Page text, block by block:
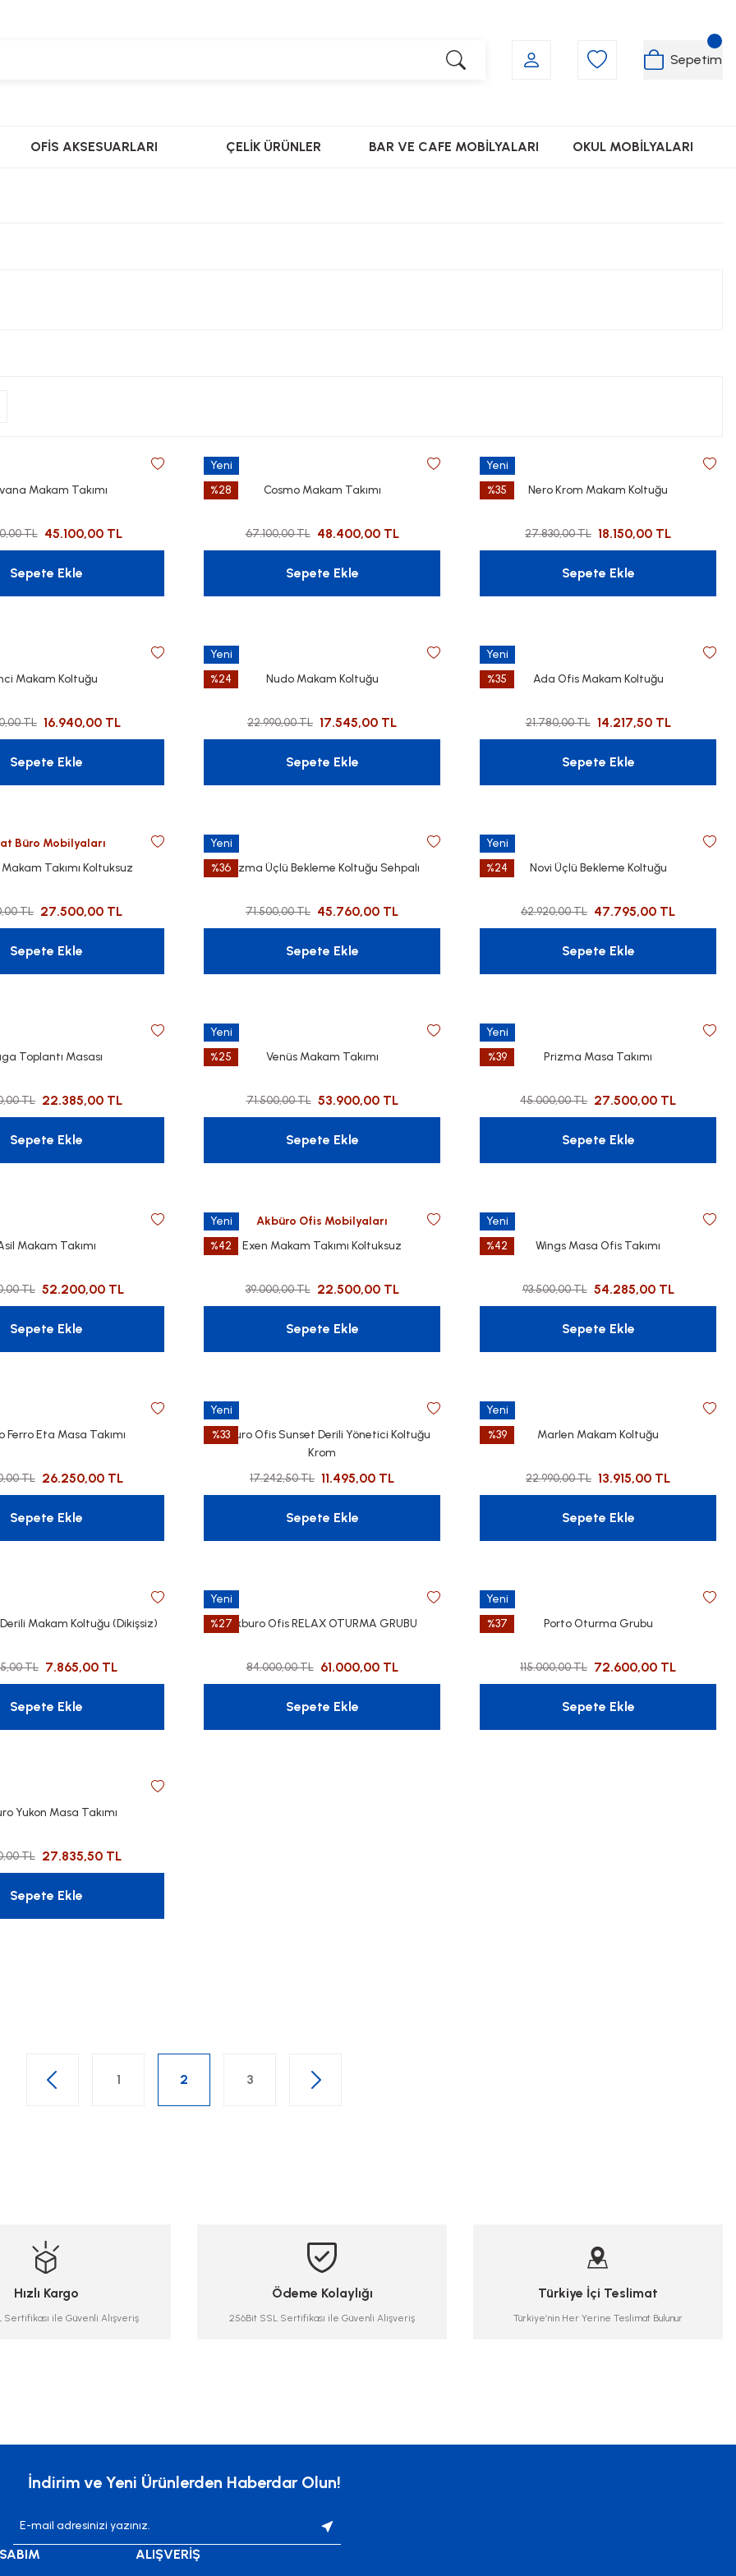
Sepetim
OFİS AKSESUARLARI ÇELİK ÜRÜNLER BAR VE CAFE MOBİLYALARI OKUL MOBİLYALARI
Makam Takımı
TL 45.100,00 TL
Sepete Ekle
Yeni
%28
Cosmo Makam Takımı
67.100,00 TL 48.400,00 TL
Sepete Ekle
Yeni
%35
Nero Krom Makam Koltuğu
27.830,00 TL 18.150,00 TL
Sepete Ekle
Makam Koltuğu
TL 16.940,00 TL
Sepete Ekle
Yeni
%24
Nudo Makam Koltuğu
22.990,00 TL 17.545,00 TL
Sepete Ekle
Yeni
%35
Ada Ofis Makam Koltuğu
21.780,00 TL 14.217,50 TL
Sepete Ekle
Büro Mobilyaları
Takımı Koltuksuz
TL 27.500,00 TL
Sepete Ekle
Yeni
%36Prizma Üçlü Bekleme Koltuğu Sehpalı
71.500,00 TL 45.760,00 TL
Sepete Ekle
Yeni
%24
Novi Üçlü Bekleme Koltuğu
62.920,00 TL 47.795,00 TL
Sepete Ekle
Toplantı Masası
TL 22.385,00 TL
Sepete Ekle
Yeni
%25
Venüs Makam Takımı
71.500,00 TL 53.900,00 TL
Sepete Ekle
Yeni
%39
Prizma Masa Takımı
45.000,00 TL 27.500,00 TL
Sepete Ekle
Makam Takımı
TL 52.200,00 TL
Sepete Ekle
Yeni
%42
Akbüro Ofis Mobilyaları
Exen Makam Takımı Koltuksuz
39.000,00 TL 22.500,00 TL
Sepete Ekle
Yeni
%42
Wings Masa Ofis Takımı
93.500,00 TL 54.285,00 TL
Sepete Ekle
Ferro Eta Masa Takımı
TL 26.250,00 TL
Sepete Ekle
Yeni
%33
Akburo Ofis Sunset Derili Yönetici Koltuğu
Krom
17.242,50 TL 11.495,00 TL
Sepete Ekle
Yeni
%39
Marlen Makam Koltuğu
22.990,00 TL 13.915,00 TL
Sepete Ekle
Makam Koltuğu (Dikişsiz)
TL 7.865,00 TL
Sepete Ekle
Yeni
%27Akburo Ofis RELAX OTURMA GRUBU
84.000,00 TL 61.000,00 TL
Sepete Ekle
Yeni
%37
Porto Oturma Grubu
115.000,00 TL 72.600,00 TL
Sepete Ekle
Yukon Masa Takımı
TL 27.835,50 TL
Sepete Ekle
1 2 3
Hızlı Kargo
Sertifikası ile Güvenli Alışveriş
Ödeme Kolaylığı
256Bit SSL Sertifikası ile Güvenli Alışveriş
Türkiye İçi Teslimat
Türkiye’nin Her Yerine Teslimat Bulunur
İndirim ve Yeni Ürünlerden Haberdar Olun!
ALIŞVERİŞ